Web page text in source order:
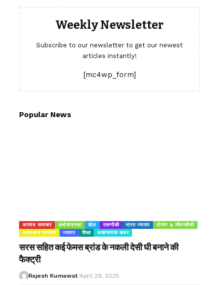
Weekly Newsletter
Subscribe to our newsletter to get our newest
articles instantly!
[mc4wp_form]
Popular News
अपराध समाचार अर्थव्यवस्था खेल तकनीकी भारत व्यापार
भोजन & जीवनशैली
राजस्थान समाचार
व्यापार शिक्षा सकारात्मक खबर
सरस सहित कई फेमस ब्रांड के नकली देसी घी बनाने की
फैक्ट्री
Rajesh Kumawat April 29, 2025